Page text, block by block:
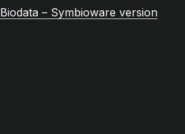
Biodata – Symbioware version